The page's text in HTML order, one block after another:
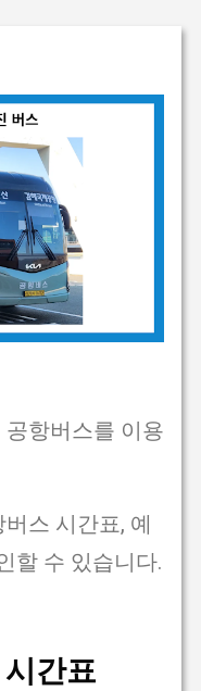
항버스를 이용
스 시간표, 예
할 수 있습니다.
간표